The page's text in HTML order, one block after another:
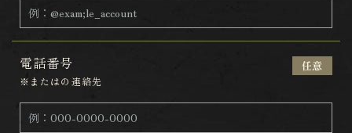
電話番号
※またはの連絡先
任意